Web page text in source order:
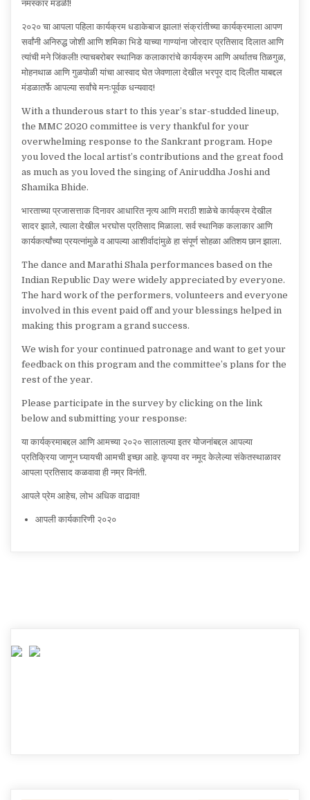
नमस्कार मंडळी!
२०२० चा आपला पहिला कार्यक्रम धडाकेबाज झाला! संक्रांतीच्या कार्यक्रमाला आपण
सर्वांनी अनिरुद्ध जोशी आणि शमिका भिडे याच्या गाण्यांना जोरदार प्रतिसाद दिलात आणि
त्यांची मने जिंकली! त्याचबरोबर स्थानिक कलाकारांचे कार्यक्रम आणि अर्थातच तिळगुळ,
मोहनथाळ आणि गुळपोळी यांचा आस्वाद घेत जेवणाला देखील भरपूर दाद दिलीत याबद्दल
मंडळातर्फे आपल्या सर्वांचे मनःपूर्वक धन्यवाद!
With a thunderous start to this year’s star-studded lineup,
the MMC 2020 committee is very thankful for your
overwhelming response to the Sankrant program. Hope
you loved the local artist’s contributions and the great food
as much as you loved the singing of Aniruddha Joshi and
Shamika Bhide.
भारताच्या प्रजासत्ताक दिनावर आधारित नृत्य आणि मराठी शाळेचे कार्यक्रम देखील
सादर झाले, त्याला देखील भरघोस प्रतिसाद मिळाला. सर्व स्थानिक कलाकार आणि
कार्यकर्त्यांच्या प्रयत्नांमुळे व आपल्या आशीर्वादांमुळे हा संपूर्ण सोहळा अतिशय छान झाला.
The dance and Marathi Shala performances based on the
Indian Republic Day were widely appreciated by everyone.
The hard work of the performers, volunteers and everyone
involved in this event paid off and your blessings helped in
making this program a grand success.
We wish for your continued patronage and want to get your
feedback on this program and the committee’s plans for the
rest of the year.
Please participate in the survey by clicking on the link
below and submitting your response:
या कार्यक्रमाबद्दल आणि आमच्या २०२० सालातल्या इतर योजनांबद्दल आपल्या
प्रतिक्रिया जाणून घ्यायची आमची इच्छा आहे. कृपया वर नमूद केलेल्या संकेतस्थाळावर
आपला प्रतिसाद कळवावा ही नम्र विनंती.
आपले प्रेम आहेच, लोभ अधिक वाढावा!
आपली कार्यकारिणी २०२०